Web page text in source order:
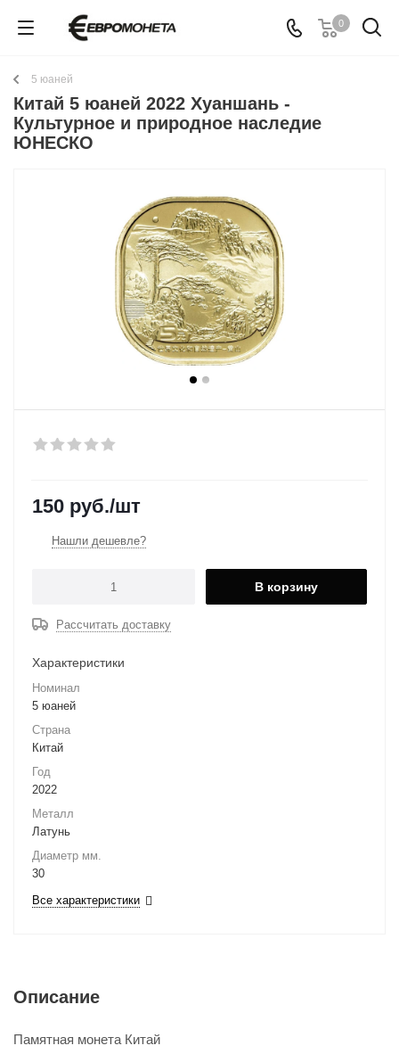
0
5 юаней
Китай 5 юаней 2022 Хуаншань -
Культурное и природное наследие
ЮНЕСКО
150 руб./шт
Нашли дешевле?
В корзину
Рассчитать доставку
Характеристики
Номинал
5 юаней
Страна
Китай
Год
2022
Металл
Латунь
Диаметр мм.
30
Все характеристики
Описание
Памятная монета Китай